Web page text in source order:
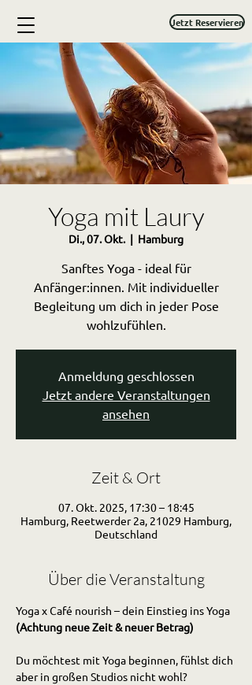
Jetzt Reservieren
Yoga mit Laury
Di., 07. Okt.
  |
Hamburg
Sanftes Yoga - ideal für
Anfänger:innen. Mit individueller
Begleitung um dich in jeder Pose
wohlzufühlen.
Anmeldung geschlossen
Jetzt andere Veranstaltungen
ansehen
Zeit & Ort
07. Okt. 2025, 17:30 – 18:45
Hamburg, Reetwerder 2a, 21029 Hamburg,
Deutschland
Über die Veranstaltung
Yoga x Café nourish – dein Einstieg ins Yoga
(Achtung neue Zeit & neuer Betrag)
Du möchtest mit Yoga beginnen, fühlst dich
aber in großen Studios nicht wohl?